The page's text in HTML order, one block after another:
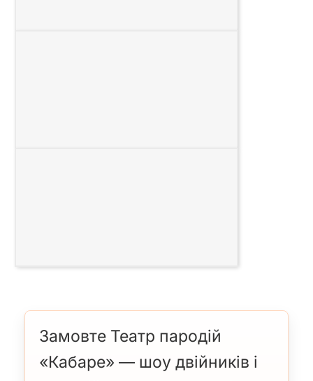
Замовте Театр пародій
«Кабаре» — шоу двійників і